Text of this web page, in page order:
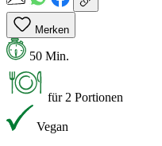
Merken
50 Min.
für 2 Portionen
Vegan